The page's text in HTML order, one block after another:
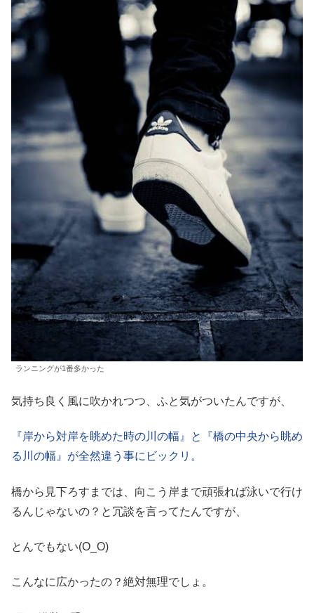
ランニングが1番多かった
気持ち良く風に吹かれつつ、ふと気がついたんですが、
『岸から対岸を眺めた時の川の幅』と『橋の中央から眺め
る川の幅』が全然違う事にビックリ。
橋から見下ろすまでは、向こう岸まで頑張れば泳いで行け
るんじゃないの？と冗談を言ってたんですが、
とんでもない(O_O)
こんなに広かったの？絶対無理でしょ。